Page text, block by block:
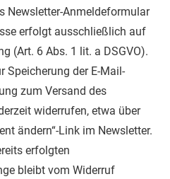
Newsletter-Anmeldeformular
erfolgt ausschließlich auf
(Art. 6 Abs. 1 lit. a DSGVO).
Speicherung der E-Mail-
zum Versand des
widerrufen, etwa über
ändern“-Link im Newsletter.
erfolgten
bleibt vom Widerruf